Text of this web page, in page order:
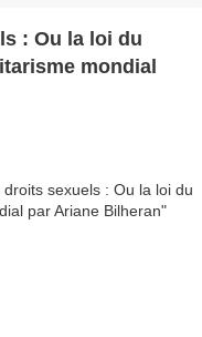
: Ou la loi du
mondial